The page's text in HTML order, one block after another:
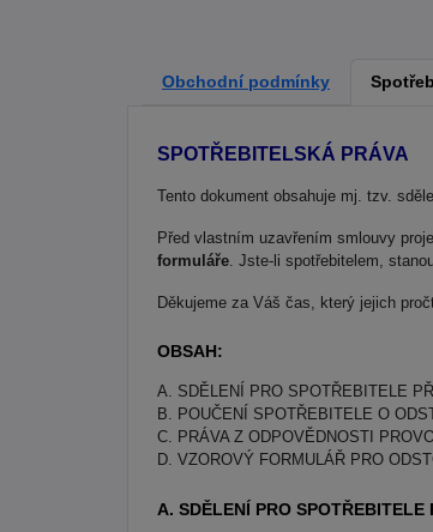
Obchodní podmínky
SPOTŘEBITELSKÁ PRÁVA
Tento dokument obsahuje mj. tzv.
Před vlastním uzavřením smlouvy
formuláře. Jste-li spotřebitelem,
Děkujeme za Váš čas, který jejich
OBSAH:
A. SDĚLENÍ PRO SPOTŘEBITELE
B. POUČENÍ SPOTŘEBITELE O
C. PRÁVA Z ODPOVĚDNOSTI
D. VZOROVÝ FORMULÁŘ PRO
A. SDĚLENÍ PRO SPOTŘEBITELE